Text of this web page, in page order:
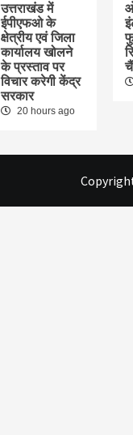
उत्तराखंड में
ईपीएफओ के
क्षेत्रीय एवं जिला
कार्यालय खोलने
के प्रस्ताव पर
विचार करेगी केंद्र
सरकार
20 hours ago